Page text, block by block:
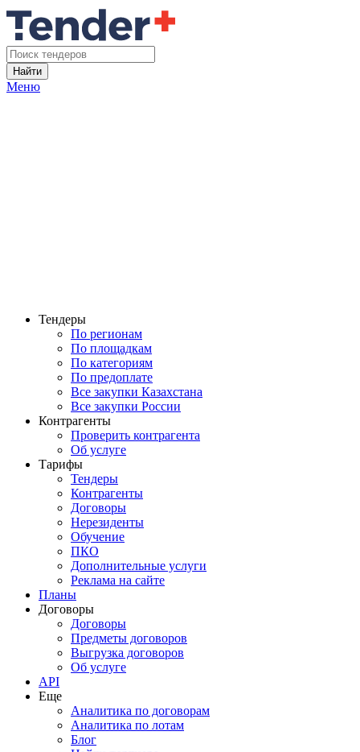
Найти
Меню
Тендеры
По регионам
По площадкам
По категориям
По предоплате
Все закупки Казахстана
Все закупки России
Контрагенты
Проверить контрагента
Об услуге
Тарифы
Тендеры
Контрагенты
Договоры
Нерезиденты
Обучение
ПКО
Дополнительные услуги
Реклама на сайте
Планы
Договоры
Договоры
Предметы договоров
Выгрузка договоров
Об услуге
API
Еще
Аналитика по договорам
Аналитика по лотам
Блог